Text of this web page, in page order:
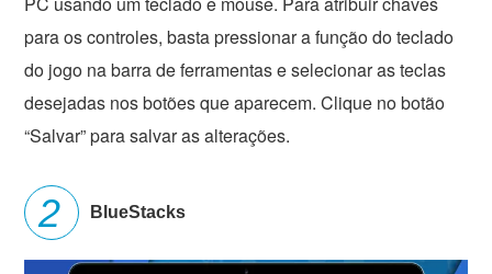
para os controles, basta pressionar a função do teclado
do jogo na barra de ferramentas e selecionar as teclas
desejadas nos botões que aparecem. Clique no botão
“Salvar” para salvar as alterações.
BlueStacks